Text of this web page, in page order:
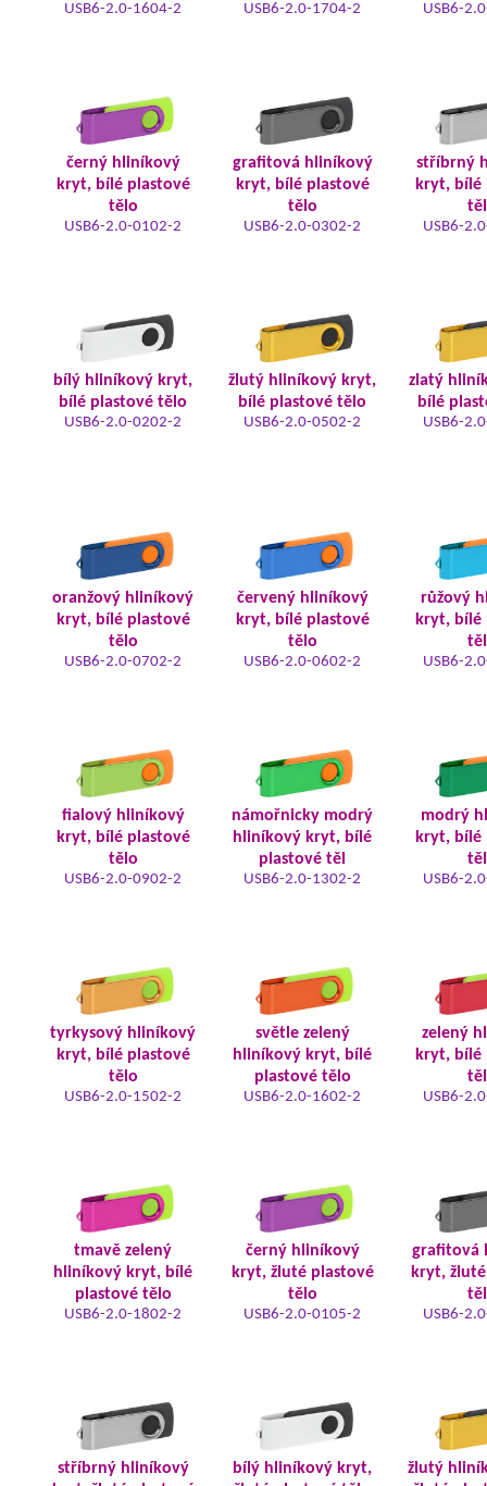
USB6-2.0-1604-2 USB6-2.0-1704-2 USB6-
černý hliníkový
kryt, bílé plastové
tělo
USB6-2.0-0102-2
grafitová hliníkový
kryt, bílé plastové
tělo
USB6-2.0-0302-2
stříbrný
kryt, bílé
USB6-
bílý hliníkový kryt,
bílé plastové tělo
USB6-2.0-0202-2
žlutý hliníkový kryt,
bílé plastové tělo
USB6-2.0-0502-2
zlatý
bílé
USB6-
oranžový hliníkový
kryt, bílé plastové
tělo
USB6-2.0-0702-2
červený hliníkový
kryt, bílé plastové
tělo
USB6-2.0-0602-2
růžový
kryt, bílé
USB6-
fialový hliníkový
kryt, bílé plastové
tělo
USB6-2.0-0902-2
námořnicky modrý
hliníkový kryt, bílé
plastové těl
USB6-2.0-1302-2
modrý
kryt, bílé
USB6-
tyrkysový hliníkový
kryt, bílé plastové
tělo
USB6-2.0-1502-2
světle zelený
hliníkový kryt, bílé
plastové tělo
USB6-2.0-1602-2
zelený
kryt, bílé
USB6-
tmavě zelený
hliníkový kryt, bílé
plastové tělo
USB6-2.0-1802-2
černý hliníkový
kryt, žluté plastové
tělo
USB6-2.0-0105-2
grafitová
kryt,
USB6-
stříbrný hliníkový
bílý hliníkový kryt,
žlutý